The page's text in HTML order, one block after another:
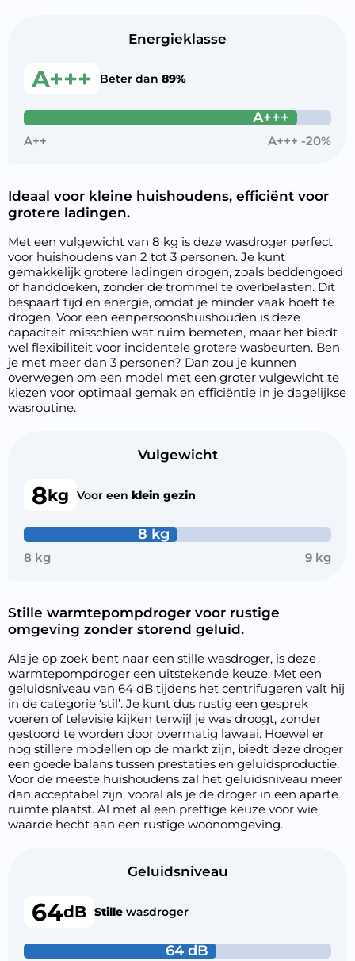
Energieklasse
A+++ Beter dan 89%
A+++
A++ A+++ -20%
Ideaal voor kleine huishoudens, efficiënt voor
grotere ladingen.
Met een vulgewicht van 8 kg is deze wasdroger perfect
voor huishoudens van 2 tot 3 personen. Je kunt
gemakkelijk grotere ladingen drogen, zoals beddengoed
of handdoeken, zonder de trommel te overbelasten. Dit
bespaart tijd en energie, omdat je minder vaak hoeft te
drogen. Voor een eenpersoonshuishouden is deze
capaciteit misschien wat ruim bemeten, maar het biedt
wel flexibiliteit voor incidentele grotere wasbeurten. Ben
je met meer dan 3 personen? Dan zou je kunnen
overwegen om een model met een groter vulgewicht te
kiezen voor optimaal gemak en efficiëntie in je dagelijkse
wasroutine.
Vulgewicht
8kg Voor een klein gezin
8 kg
8 kg 9 kg
Stille warmtepompdroger voor rustige
omgeving zonder storend geluid.
Als je op zoek bent naar een stille wasdroger, is deze
warmtepompdroger een uitstekende keuze. Met een
geluidsniveau van 64 dB tijdens het centrifugeren valt hij
in de categorie ‘stil’. Je kunt dus rustig een gesprek
voeren of televisie kijken terwijl je was droogt, zonder
gestoord te worden door overmatig lawaai. Hoewel er
nog stillere modellen op de markt zijn, biedt deze droger
een goede balans tussen prestaties en geluidsproductie.
Voor de meeste huishoudens zal het geluidsniveau meer
dan acceptabel zijn, vooral als je de droger in een aparte
ruimte plaatst. Al met al een prettige keuze voor wie
waarde hecht aan een rustige woonomgeving.
Geluidsniveau
64dB Stille wasdroger
64 dB